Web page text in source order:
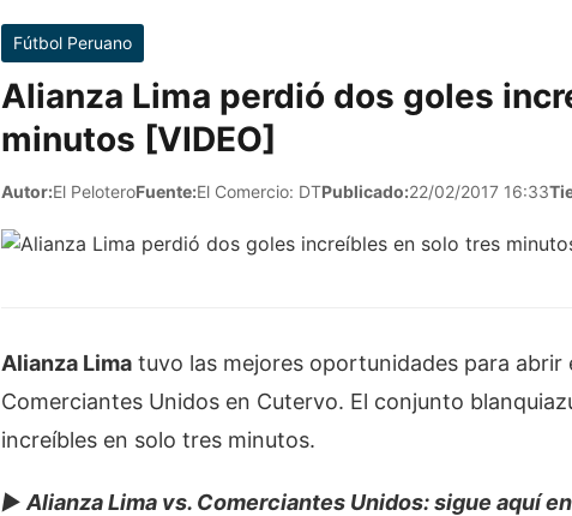
Fútbol Peruano
Alianza Lima perdió dos goles
minutos [VIDEO]
Autor:El PeloteroFuente:El Comercio: DTPublicado:22/02/2017 16:33
Alianza Lima tuvo las mejores oportunidades para abrir
Comerciantes Unidos en Cutervo. El conjunto
increíbles en solo tres minutos.
► Alianza Lima vs. Comerciantes Unidos: sigue aquí